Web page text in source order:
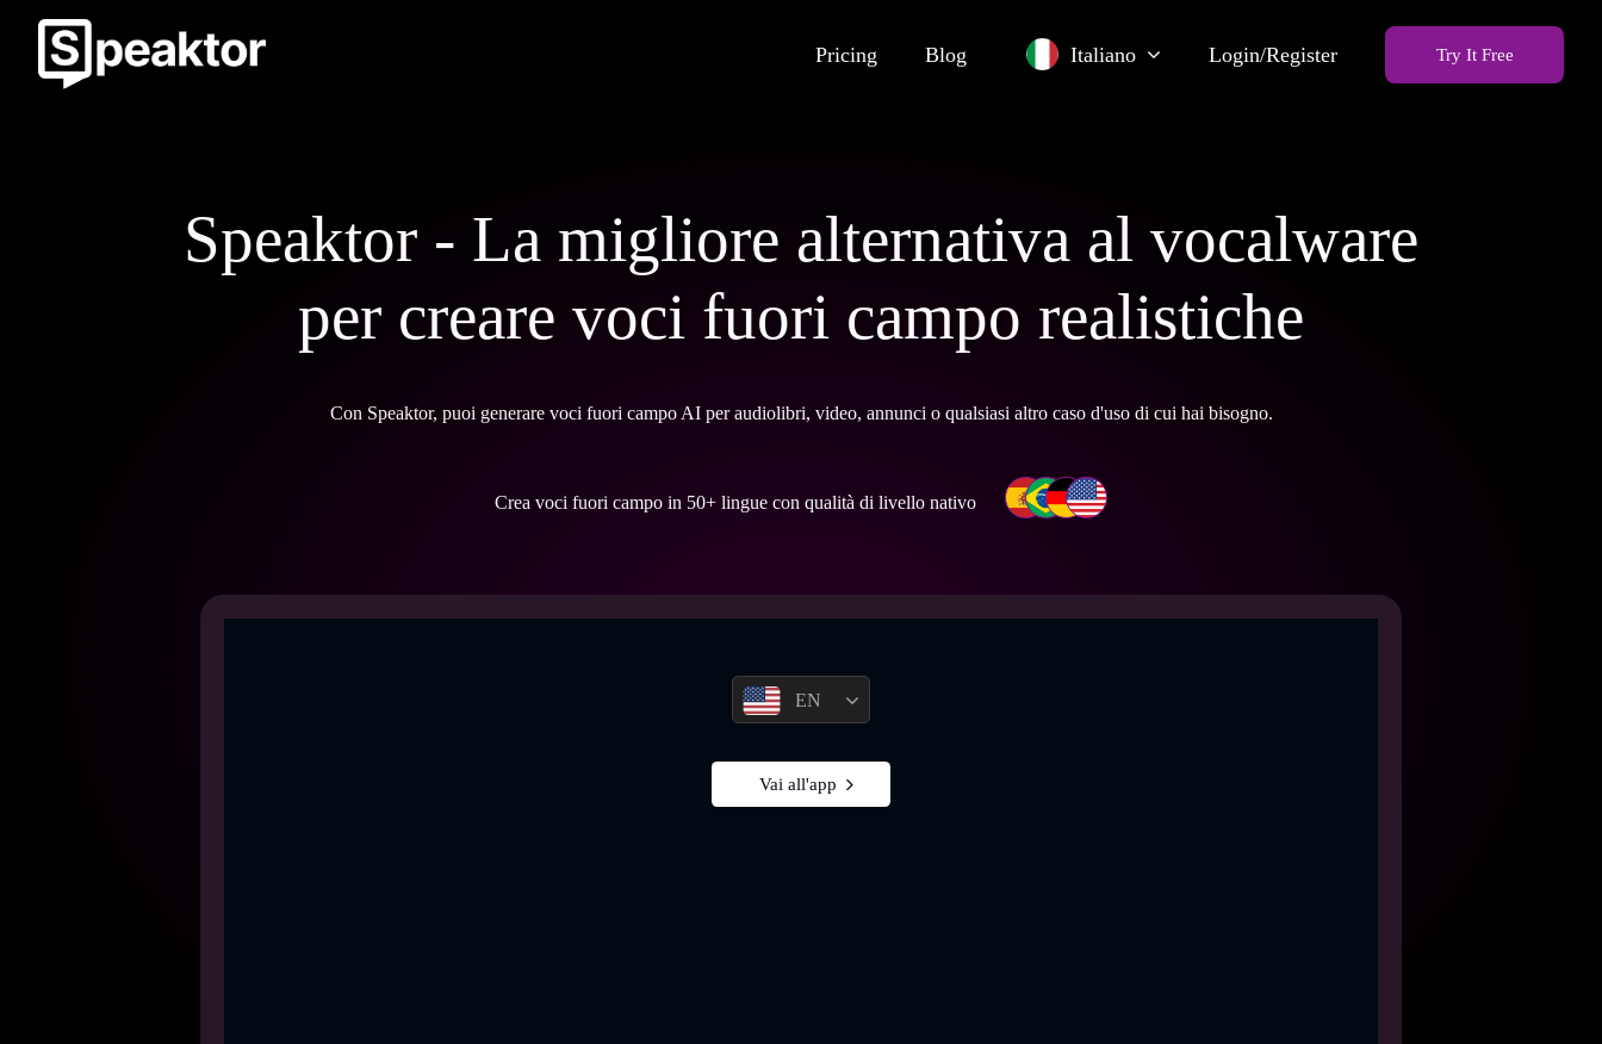
Pricing Blog Italiano Login/Register Try It Free
Speaktor - La migliore alternativa al vocalware
per creare voci fuori campo realistiche
Con Speaktor, puoi generare voci fuori campo AI per audiolibri, video, annunci o qualsiasi altro caso d'uso di cui hai bisogno.
Crea voci fuori campo in 50+ lingue con qualità di livello nativo
EN
Vai all'app